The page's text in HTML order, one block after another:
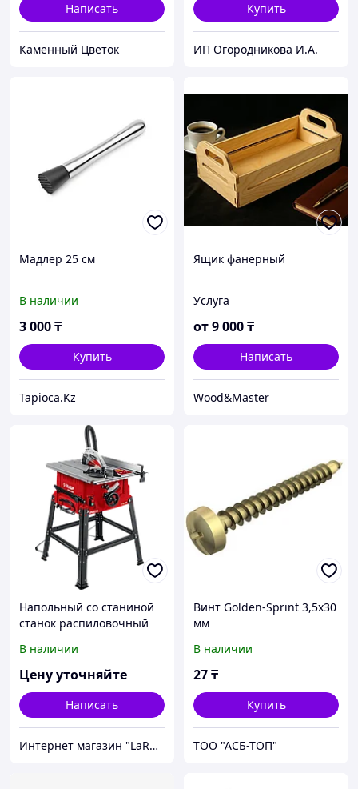
Написать
Каменный Цветок
Купить
ИП Огородникова И.А.
Мадлер 25 см
В наличии
3 000₸
Купить
Tapioca.Kz
Ящик фанерный
Услуга
от9 000₸
Написать
Wood&Master
Напольный со станиной
станок распиловочный
серия «МАСТЕР»
В наличии
Цену уточняйте
Написать
Интернет магазин "LaROCHE Construction Services" строительная компания
Винт Golden-Sprint 3,5x30
мм
В наличии
27₸
Купить
ТОО "АСБ-ТОП"